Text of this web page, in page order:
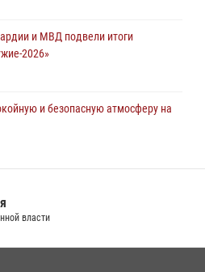
и МВД подвели итоги
и безопасную атмосферу на
мероприятиях: от
России
власти